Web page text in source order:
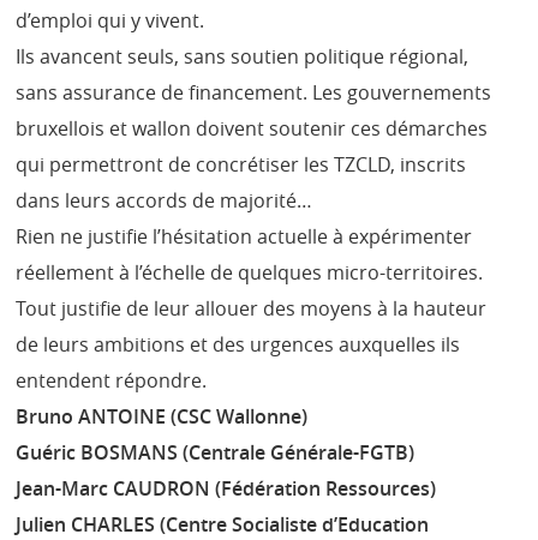
d’emploi qui y vivent.
Ils avancent seuls, sans soutien politique régional,
sans assurance de financement. Les gouvernements
bruxellois et wallon doivent soutenir ces démarches
qui permettront de concrétiser les TZCLD, inscrits
dans leurs accords de majorité…
Rien ne justifie l’hésitation actuelle à expérimenter
réellement à l’échelle de quelques micro-territoires.
Tout justifie de leur allouer des moyens à la hauteur
de leurs ambitions et des urgences auxquelles ils
entendent répondre.
Bruno ANTOINE (CSC Wallonne)
Guéric BOSMANS (Centrale Générale-FGTB)
Jean-Marc CAUDRON (Fédération Ressources)
Julien CHARLES (Centre Socialiste d’Education